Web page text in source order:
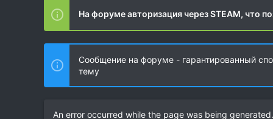
На форуме авторизация через STEAM, что
Сообщение на форуме - гарантированный
тему
An error occurred while the page was being